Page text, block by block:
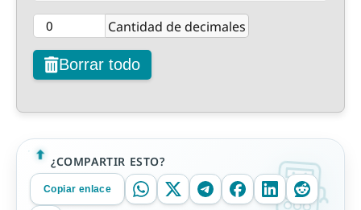
Cantidad de decimales
Borrar todo
¿COMPARTIR ESTO?
Copiar enlace